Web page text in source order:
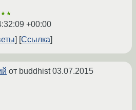
+00:00
Ссылка
от buddhist03.07.2015